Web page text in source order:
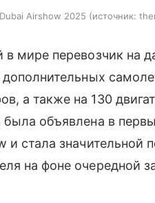
Airshow 2025 источник:
мире перевозчик на
дополнительных
а также на 130
была объявлена в
и стала значительной
на фоне очередной